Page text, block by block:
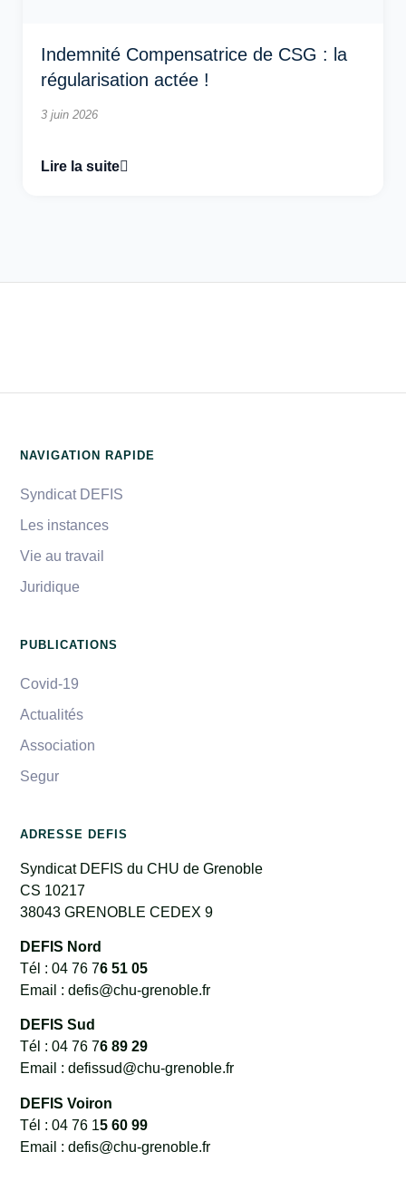
Indemnité Compensatrice de CSG : la
régularisation actée !
3 juin 2026
Lire la suite
NAVIGATION RAPIDE
Syndicat DEFIS
Les instances
Vie au travail
Juridique
PUBLICATIONS
Covid-19
Actualités
Association
Segur
ADRESSE DEFIS
Syndicat DEFIS du CHU de Grenoble
CS 10217
38043 GRENOBLE CEDEX 9
DEFIS Nord
Tél : 04 76 76 51 05
Email : defis@chu-grenoble.fr
DEFIS Sud
Tél : 04 76 76 89 29
Email : defissud@chu-grenoble.fr
DEFIS Voiron
Tél : 04 76 15 60 99
Email : defis@chu-grenoble.fr